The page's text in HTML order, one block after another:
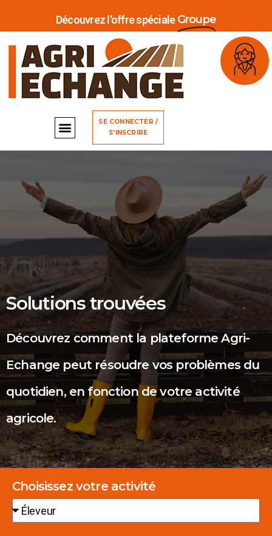
Découvrez l'offre spéciale Groupe
SE CONNECTER /
S'INSCRIRE
Solutions trouvées
Découvrez comment la plateforme Agri-
Echange peut résoudre vos problèmes du
quotidien, en fonction de votre activité
agricole.
Choisissez votre activité